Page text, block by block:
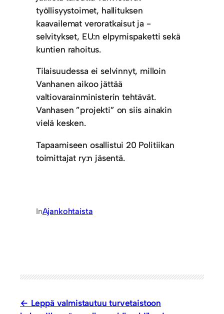
työllisyystoimet, hallituksen
kaavailemat veroratkaisut ja -
selvitykset, EU:n elpymispaketti sekä
kuntien rahoitus.
Tilaisuudessa ei selvinnyt, milloin
Vanhanen aikoo jättää
valtiovarainministerin tehtävät.
Vanhasen ”projekti” on siis ainakin
vielä kesken.
Tapaamiseen osallistui 20 Politiikan
toimittajat ry:n jäsentä.
InAjankohtaista
Leppä valmistautuu turvetaistoon